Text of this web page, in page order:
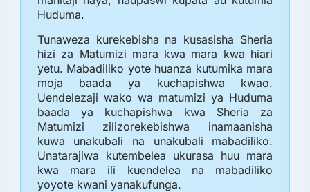
Huduma.
Tunaweza kurekebisha na kusasisha Sheria
hizi za Matumizi mara kwa mara kwa hiari
yetu. Mabadiliko yote huanza kutumika mara
moja baada ya kuchapishwa kwao.
Uendelezaji wako wa matumizi ya Huduma
baada ya kuchapishwa kwa Sheria za
Matumizi zilizorekebishwa inamaanisha
kuwa unakubali na unakubali mabadiliko.
Unatarajiwa kutembelea ukurasa huu mara
kwa mara ili kuendelea na mabadiliko
yoyote kwani yanakufunga.